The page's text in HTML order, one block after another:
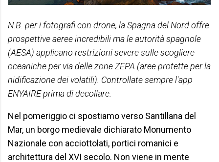
N.B. per i fotografi con drone, la Spagna del Nord offre
prospettive aeree incredibili ma le autorità spagnole
(AESA) applicano restrizioni severe sulle scogliere
oceaniche per via delle zone ZEPA (aree protette per la
nidificazione dei volatili). Controllate sempre l'app
ENYAIRE prima di decollare.
Nel pomeriggio ci spostiamo verso Santillana del
Mar, un borgo medievale dichiarato Monumento
Nazionale con acciottolati, portici romanici e
architettura del XVI secolo. Non viene in mente